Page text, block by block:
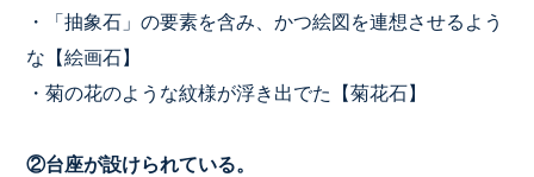
・「抽象石」の要素を含み、かつ絵図を連想させるよう
な【絵画石】
・菊の花のような紋様が浮き出でた【菊花石】
②台座が設けられている。